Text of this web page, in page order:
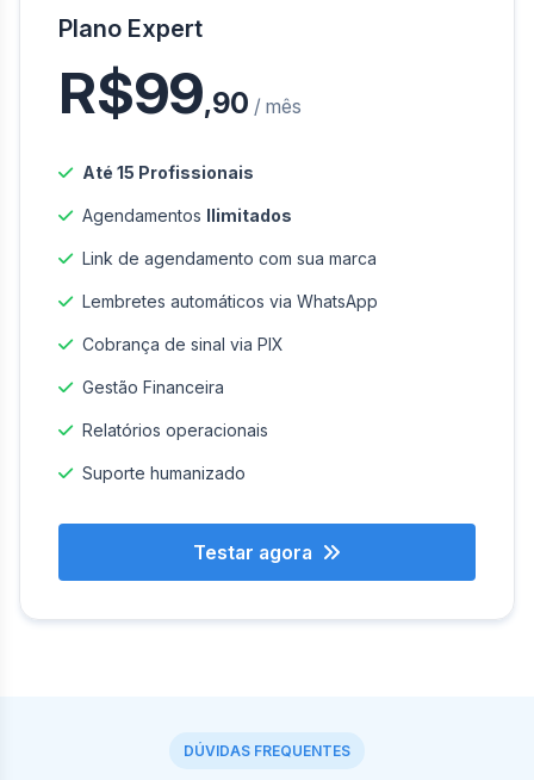
Plano Expert
R$99,90 / mês
Até 15 Profissionais
Agendamentos Ilimitados
Link de agendamento com sua marca
Lembretes automáticos via WhatsApp
Cobrança de sinal via PIX
Gestão Financeira
Relatórios operacionais
Suporte humanizado
Testar agora
DÚVIDAS FREQUENTES